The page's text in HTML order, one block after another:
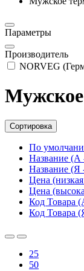
Параметры
Производитель
NORVEG
Мужское
Сортировка
По
Название (А
Название (Я
Цена
Цена
Код Товара
Код Товара
25
50